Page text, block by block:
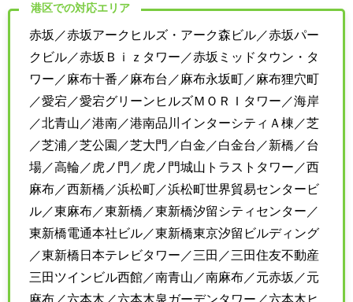
港区での対応エリア
赤坂／赤坂アークヒルズ・アーク森ビル／赤坂パー
クビル／赤坂Ｂｉｚタワー／赤坂ミッドタウン・タ
ワー／麻布十番／麻布台／麻布永坂町／麻布狸穴町
／愛宕／愛宕グリーンヒルズＭＯＲＩタワー／海岸
／北青山／港南／港南品川インターシティＡ棟／芝
／芝浦／芝公園／芝大門／白金／白金台／新橋／台
場／高輪／虎ノ門／虎ノ門城山トラストタワー／西
麻布／西新橋／浜松町／浜松町世界貿易センタービ
ル／東麻布／東新橋／東新橋汐留シティセンター／
東新橋電通本社ビル／東新橋東京汐留ビルディング
／東新橋日本テレビタワー／三田／三田住友不動産
三田ツインビル西館／南青山／南麻布／元赤坂／元
麻布／六本木／六本木泉ガーデンタワー／六本木ヒ